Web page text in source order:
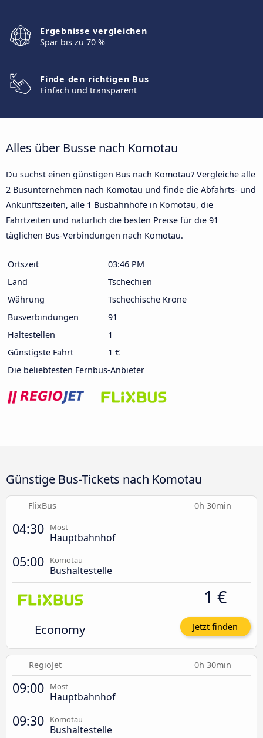
Ergebnisse vergleichen
Spar bis zu 70 %
Finde den richtigen Bus
Einfach und transparent
Alles über Busse nach Komotau
Du suchst einen günstigen Bus nach Komotau? Vergleiche alle
2 Busunternehmen nach Komotau und finde die Abfahrts- und
Ankunftszeiten, alle 1 Busbahnhöfe in Komotau, die
Fahrtzeiten und natürlich die besten Preise für die 91
täglichen Bus-Verbindungen nach Komotau.
Ortszeit
03:46 PM
Land
Tschechien
Währung
Tschechische Krone
Busverbindungen
91
Haltestellen
1
Günstigste Fahrt
1 €
Die beliebtesten Fernbus-Anbieter
Günstige Bus-Tickets nach Komotau
FlixBus 0h 30min
04:30 Most
Hauptbahnhof
05:00 Komotau
Bushaltestelle
Economy
1 €
Jetzt finden
RegioJet 0h 30min
09:00 Most
Hauptbahnhof
09:30 Komotau
Bushaltestelle